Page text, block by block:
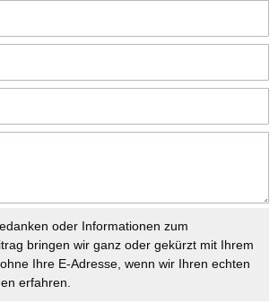
oder Informationen zum
bringen wir ganz oder gekürzt mit Ihrem
Ihre E-Adresse, wenn wir Ihren echten
erfahren.